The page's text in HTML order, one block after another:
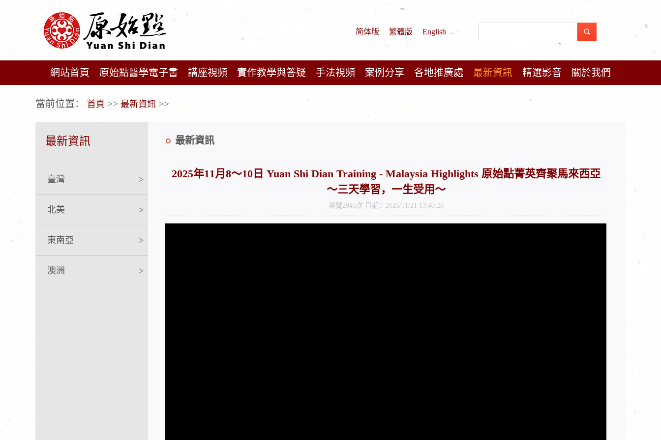
简体版 繁體版 English
網站首頁 原始點醫學電子書 講座視頻 實作教學與答疑 手法視頻 案例分享 各地推廣處 最新資訊 精選影音 關於我們
當前位置： 首頁 >> 最新資訊 >>
最新資訊
臺灣 >
北美 >
東南亞 >
澳洲 >
最新資訊
2025年11月8～10日 Yuan Shi Dian Training - Malaysia Highlights 原始點菁英齊聚馬來西亞
～三天學習，一生受用～
瀏覽2945次 日期：2025/11/21 13:40:28